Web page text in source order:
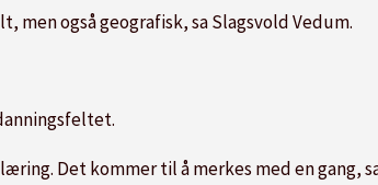
men også geografisk, sa Slagsvold Vedum.
Det kommer til å merkes med en gang,